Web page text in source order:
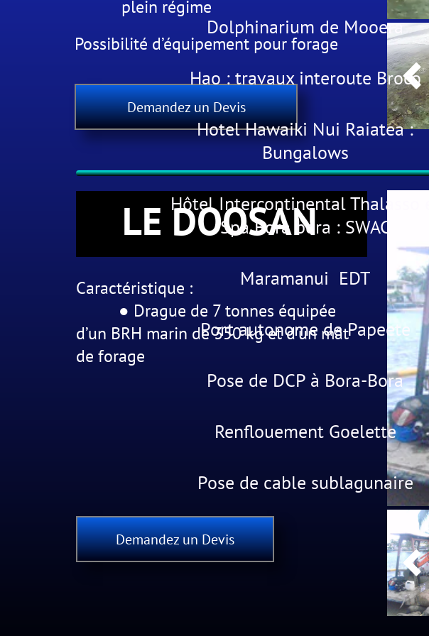
Dolphinarium de Mooera
Hao : travaux interoute Broco
Hotel Hawaiki Nui Raiatea :
Bungalows
Hôtel Intercontinental Thalasso et
Spa Bora bora : SWAC
Maramanui EDT
Port autonome de Papeete
Pose de DCP à Bora-Bora
Renflouement Goelette
Pose de cable sublagunaire

plein régime
Possibilité d’équipement pour forage
Demandez un Devis

LE DOOSAN
Caractéristique :
● Drague de 7 tonnes équipée
d’un BRH marin de 350 kg et d’un mât
de forage
Demandez un Devis